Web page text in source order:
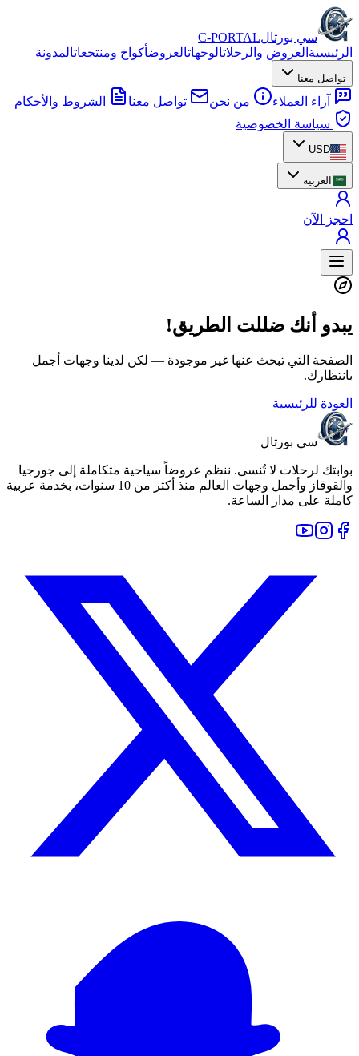
سي بورتالC-PORTAL
الرئيسية العروض والرحلاتالوجهاتالعروضأكواخ ومنتجعاتالمدونة
تواصل معنا
آراء العملاء من نحن تواصل معنا
الشروط والأحكام
سياسة الخصوصية
USD
العربية
احجز الآن
يبدو أنك ضللت الطريق!
الصفحة التي تبحث عنها غير موجودة — لكن لدينا وجهات أجمل
بانتظارك.
العودة للرئيسية
سي بورتال
بوابتك لرحلات لا تُنسى. ننظم عروضاً سياحية متكاملة إلى جورجيا
والقوقاز وأجمل وجهات العالم منذ أكثر من 10 سنوات، بخدمة عربية
كاملة على مدار الساعة.